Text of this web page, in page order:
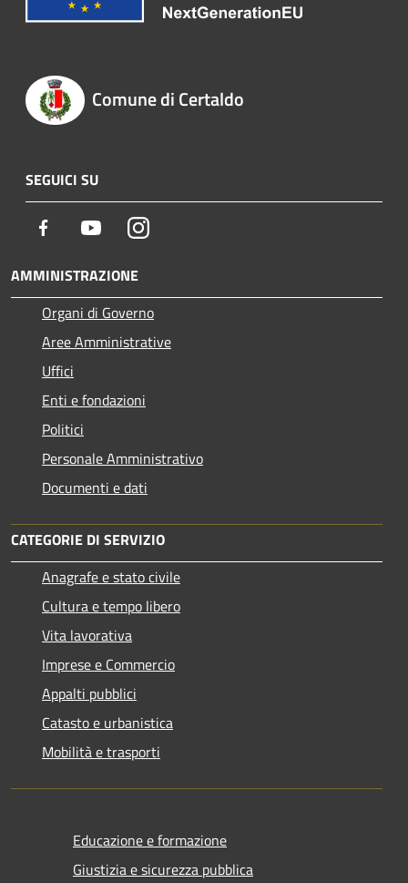
Comune di Certaldo
SEGUICI SU
Facebook YoutubeInstagram
AMMINISTRAZIONE
Organi di Governo
Aree Amministrative
Uffici
Enti e fondazioni
Politici
Personale Amministrativo
Documenti e dati
CATEGORIE DI SERVIZIO
Anagrafe e stato civile
Cultura e tempo libero
Vita lavorativa
Imprese e Commercio
Appalti pubblici
Catasto e urbanistica
Mobilità e trasporti
Educazione e formazione
Giustizia e sicurezza pubblica